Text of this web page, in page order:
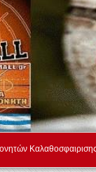
Καλαθοσφαιρισης